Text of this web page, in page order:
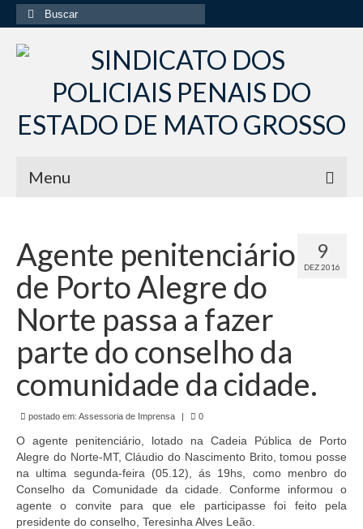
Buscar
por:
Menu
Institucional
Diretoria Sindsppen
Histórico do Sindsppen
Histórico do Sistema Penitenciário do Estado
de Mato Grosso
Estatuto do Sindsppen
Tabela Salarial do Sistema Penitenciário
Serviços prestados pelo Sindicato dos
Servidores Penitenciários de Mato Grosso
9
DEZ 2016
Agente penitenciário
de Porto Alegre do
Norte passa a fazer
parte do conselho da
comunidade da cidade.
postado em: Assessoria de Imprensa | 0
O agente penitenciário, lotado na Cadeia Pública de Porto
Alegre do Norte-MT, Cláudio do Nascimento Brito, tomou posse
na ultima segunda-feira (05.12), ás 19hs, como menbro do
Conselho da Comunidade da cidade. Conforme informou o
agente o convite para que ele participasse foi feito pela
presidente do conselho, Teresinha Alves Leão.